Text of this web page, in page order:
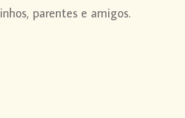
parentes e amigos.